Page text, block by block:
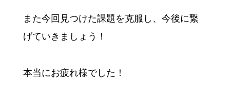
また今回見つけた課題を克服し、今後に繋
げていきましょう！
本当にお疲れ様でした！